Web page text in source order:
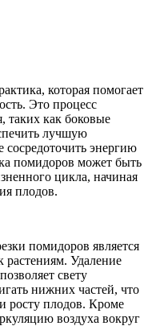
которая помогает
Это процесс
таких как боковые
лучшую
сосредоточить энергию
помидоров может быть
цикла, начиная
плодов.
помидоров является
растениям. Удаление
свету
нижних частей, что
росту плодов. Кроме
воздуха вокруг